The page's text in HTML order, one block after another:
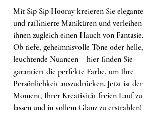
Mit Sip Sip Hooray kreieren Sie elegante
und raffinierte Maniküren und verleihen
ihnen zugleich einen Hauch von Fantasie.
Ob tiefe, geheimnisvolle Töne oder helle,
leuchtende Nuancen – hier finden Sie
garantiert die perfekte Farbe, um Ihre
Persönlichkeit auszudrücken. Jetzt ist der
Moment, Ihrer Kreativität freien Lauf zu
lassen und in vollem Glanz zu erstrahlen!